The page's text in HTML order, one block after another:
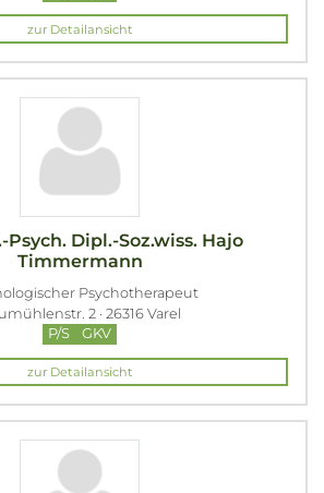
zur Detailansicht
Psych. Dipl.-Soz.wiss. Hajo
Timmermann
Psychotherapeut
2 · 26316 Varel
P/S
GKV
zur Detailansicht